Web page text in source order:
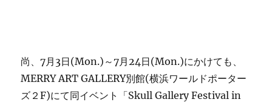
尚、7月3日(Mon.)～7月24日(Mon.)にかけても、
MERRY ART GALLERY別館(横浜ワールドポーター
ズ２F)にて同イベント「Skull Gallery Festival in